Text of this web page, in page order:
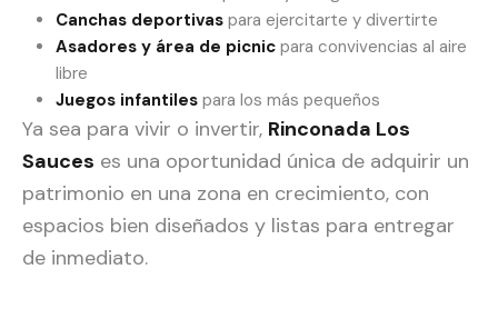
Canchas deportivas para ejercitarte y divertirte
Asadores y área de picnic para convivencias al aire
libre
Juegos infantiles para los más pequeños
Ya sea para vivir o invertir, Rinconada Los
Sauces es una oportunidad única de adquirir un
patrimonio en una zona en crecimiento, con
espacios bien diseñados y listas para entregar
de inmediato.